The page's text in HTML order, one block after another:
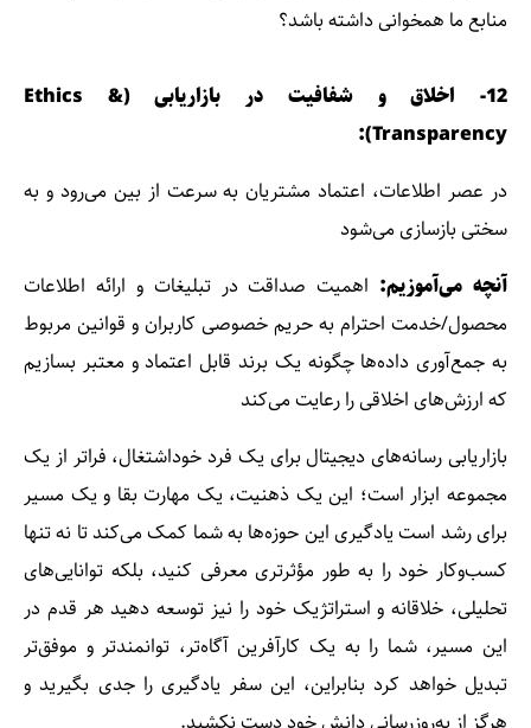
منابع ما همخوانی داشته باشد؟
12- اخلاق و شفافیت در بازاریابی (Ethics &
Transparency):
در عصر اطلاعات، اعتماد مشتریان به سرعت از بین می‌رود و به
سختی بازسازی می‌شود
آنچه می‌آموزیم:اهمیت صداقت در تبلیغات و ارائه اطلاعات
محصول/خدمت احترام به حریم خصوصی کاربران و قوانین مربوط
به جمع‌آوری داده‌ها چگونه یک برند قابل اعتماد و معتبر بسازیم
که ارزش‌های اخلاقی را رعایت می‌کند
بازاریابی رسانه‌های دیجیتال برای یک فرد خوداشتغال، فراتر از یک
مجموعه ابزار است؛ این یک ذهنیت، یک مهارت بقا و یک مسیر
برای رشد است یادگیری این حوزه‌ها به شما کمک می‌کند تا نه تنها
کسب‌وکار خود را به طور مؤثرتری معرفی کنید، بلکه توانایی‌های
تحلیلی، خلاقانه و استراتژیک خود را نیز توسعه دهید هر قدم در
این مسیر، شما را به یک کارآفرین آگاه‌تر، توانمندتر و موفق‌تر
تبدیل خواهد کرد بنابراین، این سفر یادگیری را جدی بگیرید و